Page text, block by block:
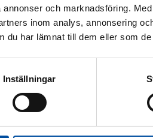
och marknadsföring.
inom analys, annonsering
du har lämnat till dem eller som
Inställningar